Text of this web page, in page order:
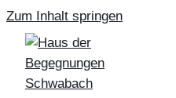
Zum Inhalt springen